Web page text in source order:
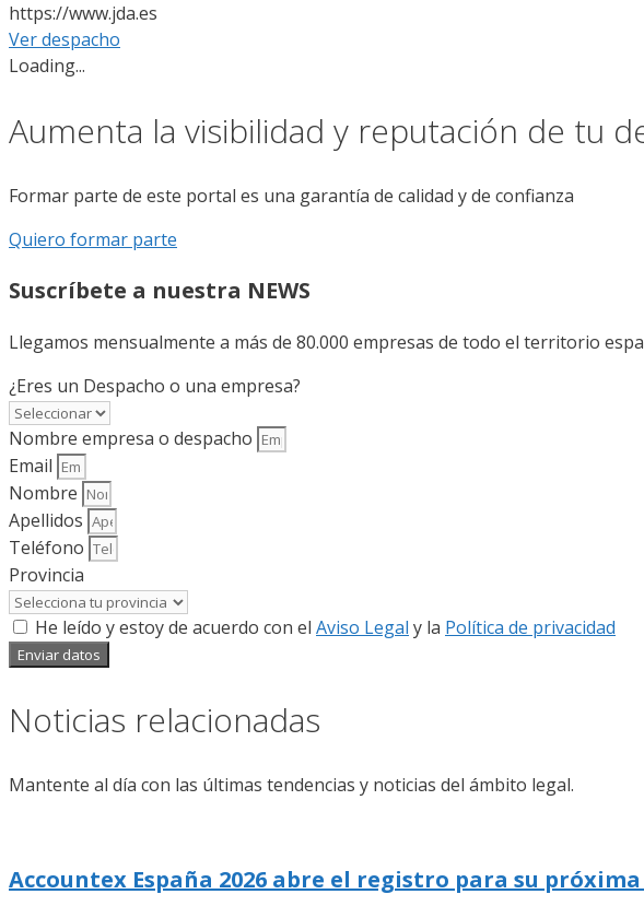
https://www.jda.es
Ver despacho
Loading...
Aumenta la visibilidad y reputación de tu
Formar parte de este portal es una garantía de calidad y de confianza
Quiero formar parte
Suscríbete a nuestra NEWS
Llegamos mensualmente a más de 80.000 empresas de todo el territorio
¿Eres un Despacho o una empresa?
Nombre empresa o despacho
Email
Nombre
Apellidos
Teléfono
Provincia
He leído y estoy de acuerdo con el Aviso Legal y la Política de privacidad
Enviar datos
Noticias relacionadas
Mantente al día con las últimas tendencias y noticias del ámbito legal.
Accountex España 2026 abre el registro para su